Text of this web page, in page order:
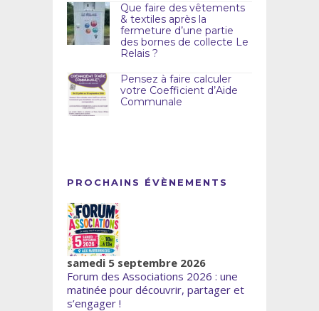
Que faire des vêtements
& textiles après la
fermeture d’une partie
des bornes de collecte Le
Relais ?
Pensez à faire calculer
votre Coefficient d’Aide
Communale
PROCHAINS ÉVÈNEMENTS
samedi 5 septembre 2026
Forum des Associations 2026 : une
matinée pour découvrir, partager et
s’engager !